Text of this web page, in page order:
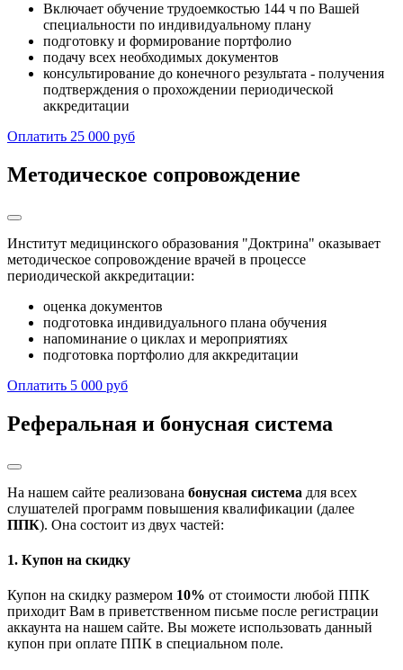
Включает обучение трудоемкостью 144 ч по Вашей
специальности по индивидуальному плану
подготовку и формирование портфолио
подачу всех необходимых документов
консультирование до конечного результата - получения
подтверждения о прохождении периодической
аккредитации
Оплатить 25 000 руб
Методическое сопровождение
Институт медицинского образования "Доктрина" оказывает
методическое сопровождение врачей в процессе
периодической аккредитации:
оценка документов
подготовка индивидуального плана обучения
напоминание о циклах и мероприятиях
подготовка портфолио для аккредитации
Оплатить 5 000 руб
Реферальная и бонусная система
На нашем сайте реализована бонусная система для всех
слушателей программ повышения квалификации (далее
ППК). Она состоит из двух частей:
1. Купон на скидку
Купон на скидку размером 10% от стоимости любой ППК
приходит Вам в приветственном письме после регистрации
аккаунта на нашем сайте. Вы можете использовать данный
купон при оплате ППК в специальном поле.